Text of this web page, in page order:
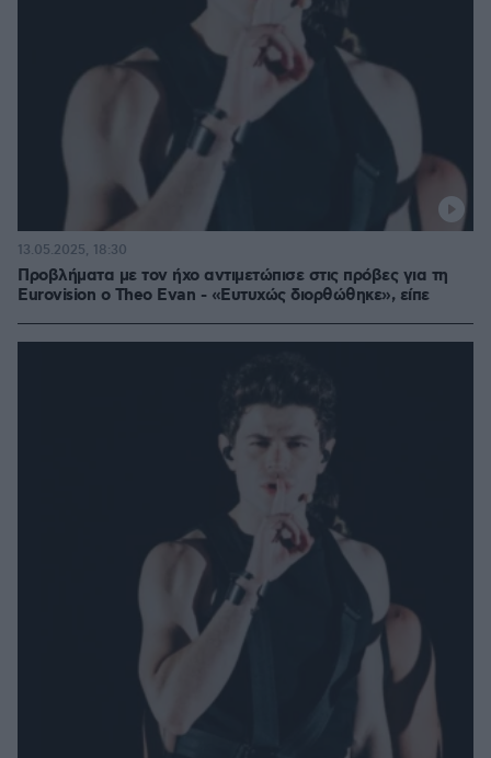
Προβλήματα με τον ήχο αντιμετώπισε στις πρόβες για τη
Eurovision ο Theo Evan - «Ευτυχώς διορθώθηκε», είπε
13.05.2025, 18:30